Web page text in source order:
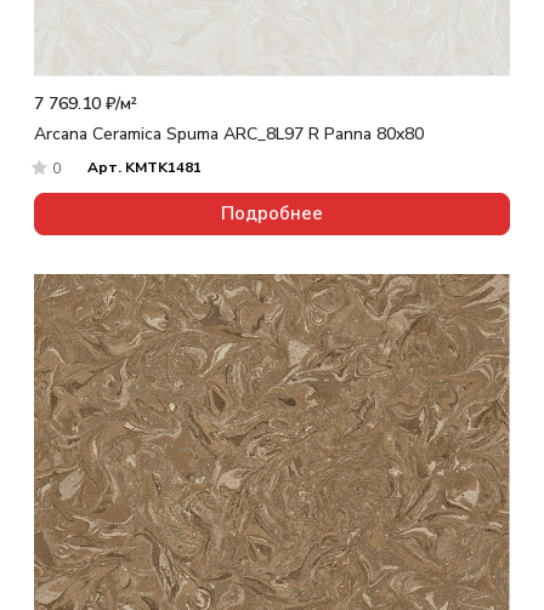
7 769.10 ₽/м²
Arcana Ceramica Spuma ARC_8L97 R Panna 80x80
0 Арт. KMTK1481
Подробнее